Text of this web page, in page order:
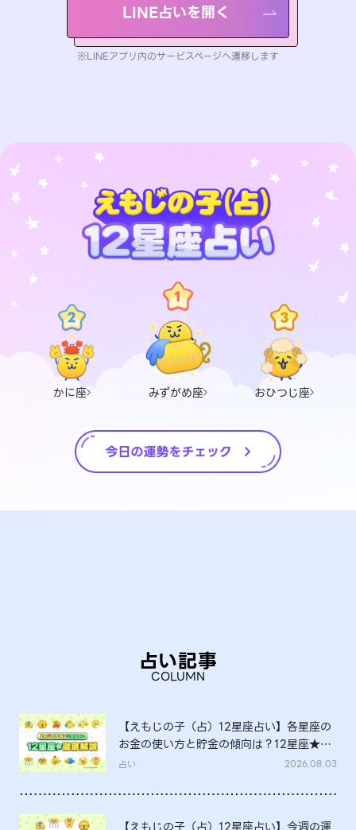
LINE占いを開く
※LINEアプリ内のサービスページへ遷移します
かに座 みずがめ座 おひつじ座
占い記事
COLUMN
【えもじの子（占）12星座占い】各星座の
お金の使い方と貯金の傾向は？12星座★徹
底解説
占い 2026.08.03